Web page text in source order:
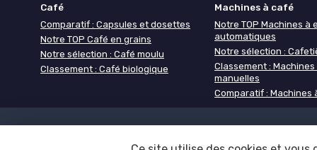
Café
Comparatif : Capsules et dosettes
Notre TOP Café en grains
Notre sélection : Café moulu
Classement : Café biologique
Machines à café
Notre TOP Machines à
automatiques
Notre sélection :
Classement :
manuelles
Comparatif : Machines